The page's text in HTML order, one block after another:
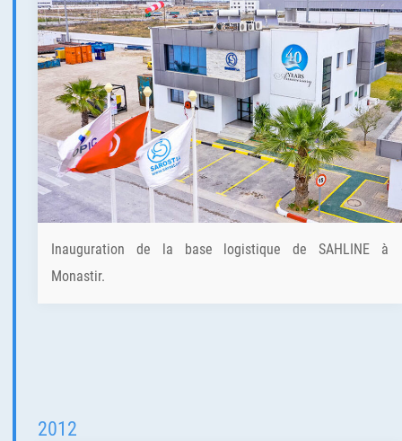
Inauguration de la base logistique de SAHLINE à
Monastir.
2012